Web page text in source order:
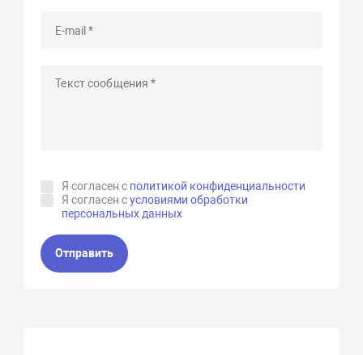
Я согласен с политикой конфиденциальности
Я согласен сусловиями обработки
персональных данных
Отправить